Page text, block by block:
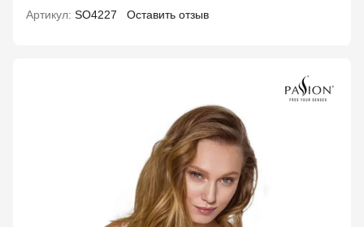
Артикул: SO4227 Оставить отзыв